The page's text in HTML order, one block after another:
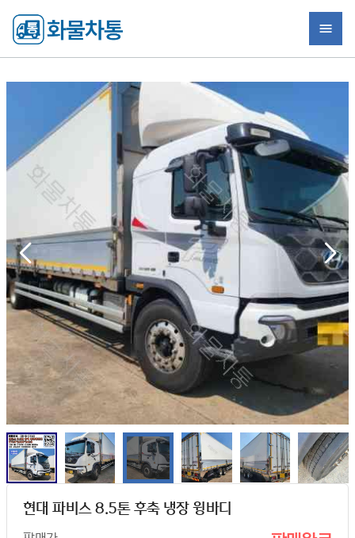
현대 파비스 8.5톤 후축 냉장 윙바디